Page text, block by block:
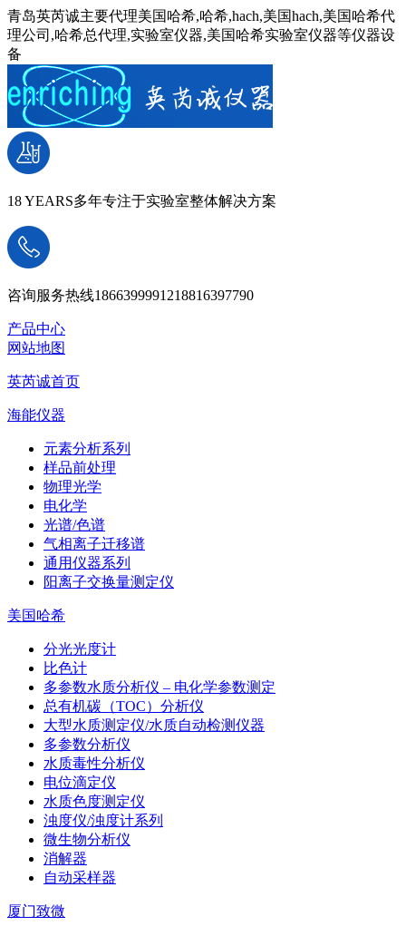
青岛英芮诚主要代理美国哈希,哈希,hach,美国hach,美国哈希代
理公司,哈希总代理,实验室仪器,美国哈希实验室仪器等仪器设
备
18 YEARS多年专注于实验室整体解决方案
咨询服务热线1866399991218816397790
产品中心
网站地图
英芮诚首页
海能仪器
元素分析系列
样品前处理
物理光学
电化学
光谱/色谱
气相离子迁移谱
通用仪器系列
阳离子交换量测定仪
美国哈希
分光光度计
比色计
多参数水质分析仪 – 电化学参数测定
总有机碳（TOC）分析仪
大型水质测定仪/水质自动检测仪器
多参数分析仪
水质毒性分析仪
电位滴定仪
水质色度测定仪
浊度仪/浊度计系列
微生物分析仪
消解器
自动采样器
厦门致微